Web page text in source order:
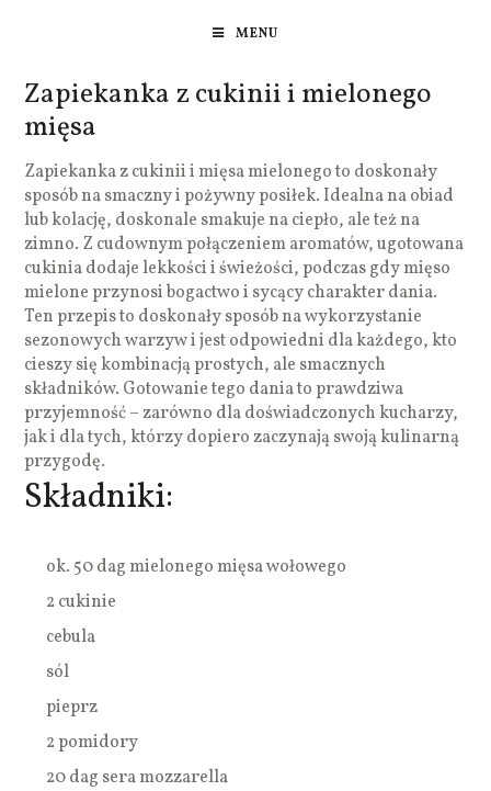
MENU
Zapiekanka z cukinii i mielonego
mięsa
Zapiekanka z cukinii i mięsa mielonego to doskonały
sposób na smaczny i pożywny posiłek. Idealna na obiad
lub kolację, doskonale smakuje na ciepło, ale też na
zimno. Z cudownym połączeniem aromatów, ugotowana
cukinia dodaje lekkości i świeżości, podczas gdy mięso
mielone przynosi bogactwo i sycący charakter dania.
Ten przepis to doskonały sposób na wykorzystanie
sezonowych warzyw i jest odpowiedni dla każdego, kto
cieszy się kombinacją prostych, ale smacznych
składników. Gotowanie tego dania to prawdziwa
przyjemność – zarówno dla doświadczonych kucharzy,
jak i dla tych, którzy dopiero zaczynają swoją kulinarną
przygodę.
Składniki:
ok. 50 dag mielonego mięsa wołowego
2 cukinie
cebula
sól
pieprz
2 pomidory
20 dag sera mozzarella